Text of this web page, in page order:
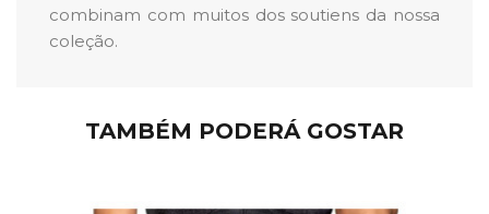
combinam com muitos dos soutiens da nossa
coleção.
TAMBÉM PODERÁ GOSTAR